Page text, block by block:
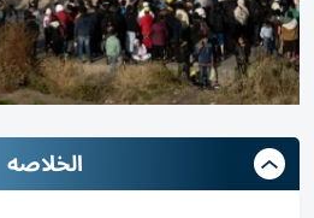
الخلاصه